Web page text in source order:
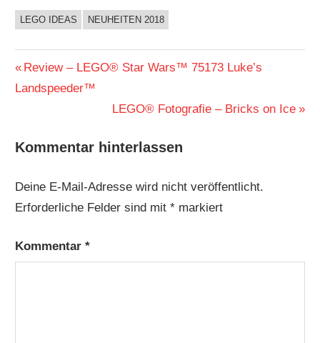
LEGO IDEAS NEUHEITEN 2018
Beitragsnavigation
Vorheriger
Beitrag:
Review – LEGO® Star Wars™ 75173 Luke’s
Landspeeder™
Nächster
LEGO® Fotografie – Bricks on Ice
Kommentar hinterlassen
Deine E-Mail-Adresse wird nicht veröffentlicht.
Erforderliche Felder sind mit* markiert
Kommentar*